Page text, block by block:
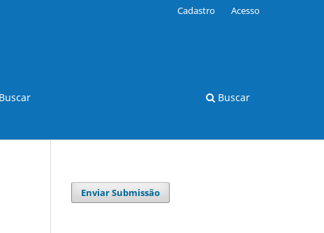
Buscar Buscar
Cadastro Acesso
Enviar Submissão